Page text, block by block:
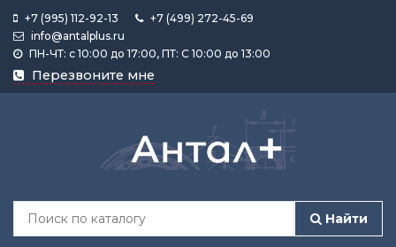
+7 (995) 112-92-13
+7 (499) 272-45-69
info@antalplus.ru
ПН-ЧТ: с 10:00 до 17:00, ПТ: С 10:00 до 13:00
Перезвоните мне
Найти
Каталог
продукции
Лента